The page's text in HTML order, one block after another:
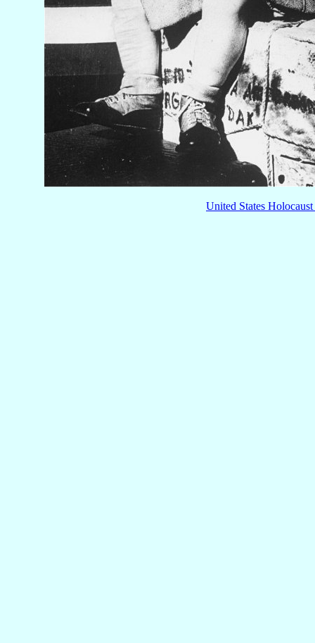
United States